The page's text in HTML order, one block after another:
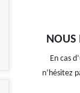
NOUS
En cas
n’hésitez